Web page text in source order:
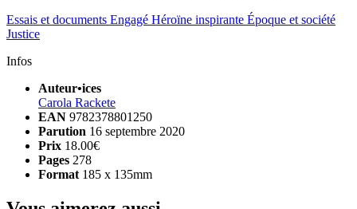
Essais et documents Engagé Héroïne inspirante Époque et société
Justice
Infos
Auteur•ices
Carola Rackete
EAN 9782378801250
Parution 16 septembre 2020
Prix 18.00€
Pages 278
Format 185 x 135mm